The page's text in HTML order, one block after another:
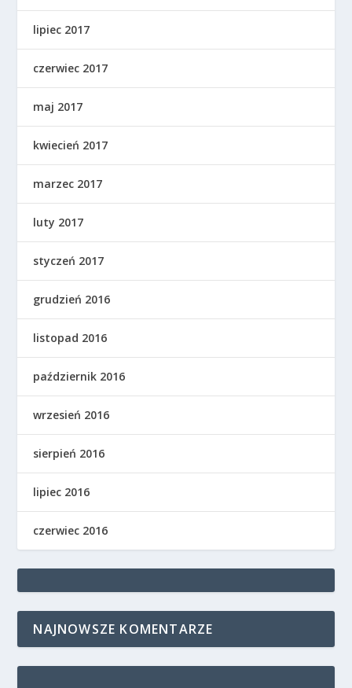
lipiec 2017
czerwiec 2017
maj 2017
kwiecień 2017
marzec 2017
luty 2017
styczeń 2017
grudzień 2016
listopad 2016
październik 2016
wrzesień 2016
sierpień 2016
lipiec 2016
czerwiec 2016
NAJNOWSZE KOMENTARZE